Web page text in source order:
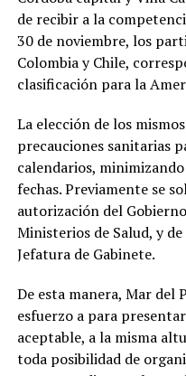
de recibir a la
30 de noviembre, los
Colombia y Chile,
clasificación para la
La elección de los
precauciones sanitarias
calendarios,
fechas. Previamente se
autorización del
Ministerios de Salud, y
Jefatura de Gabinete.
De esta manera, Mar del
esfuerzo a para
aceptable, a la misma
toda posibilidad de